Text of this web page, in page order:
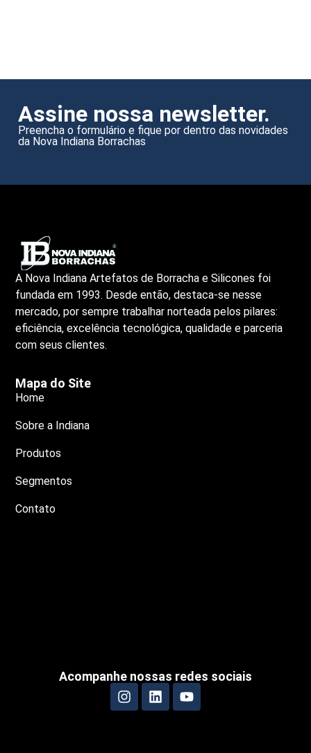
Assine nossa newsletter.
Preencha o formulário e fique por dentro das novidades
da Nova Indiana Borrachas
A Nova Indiana Artefatos de Borracha e Silicones foi
fundada em 1993. Desde então, destaca-se nesse
mercado, por sempre trabalhar norteada pelos pilares:
eficiência, excelência tecnológica, qualidade e parceria
com seus clientes.
Mapa do Site
Home
Sobre a Indiana
Produtos
Segmentos
Contato
Acompanhe nossas redes sociais